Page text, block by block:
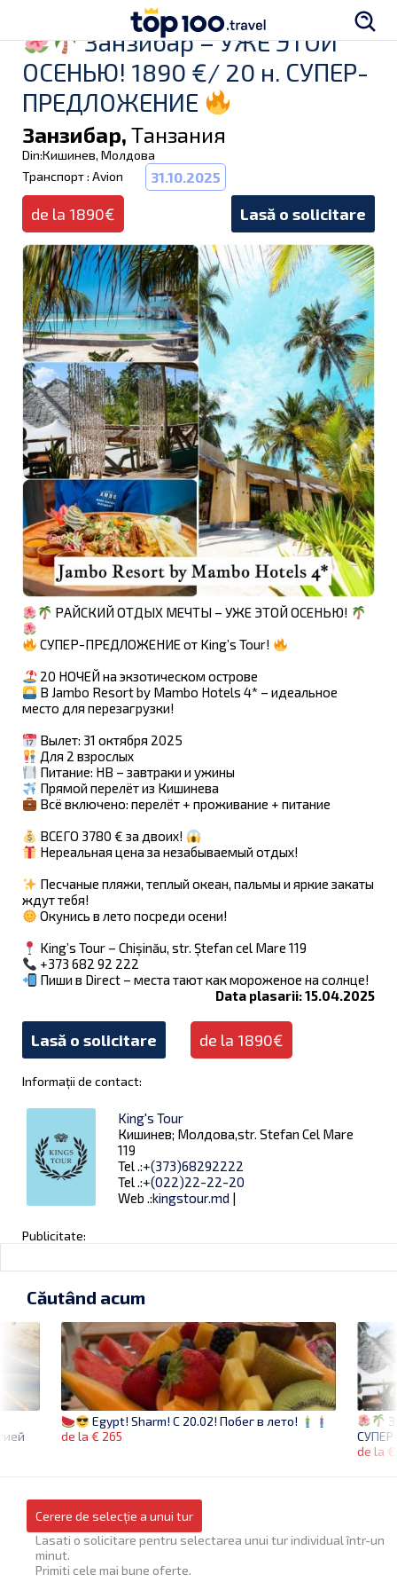
Занзибар – УЖЕ ЭТОЙ
ОСЕНЬЮ! 1890 €/ 20 н. СУПЕР-
ПРЕДЛОЖЕНИЕ
Занзибар, Танзания
Din:Кишинев, Молдова
Транспорт : Avion
31.10.2025
de la 1890€ Lasă o solicitare
РАЙСКИЙ ОТДЫХ МЕЧТЫ – УЖЕ ЭТОЙ ОСЕНЬЮ!
СУПЕР-ПРЕДЛОЖЕНИЕ от King’s Tour!
20 НОЧЕЙ на экзотическом острове
В Jambo Resort by Mambo Hotels 4* – идеальное
место для перезагрузки!
Вылет: 31 октября 2025
Для 2 взрослых
Питание: HB – завтраки и ужины
Прямой перелёт из Кишинева
Всё включено: перелёт + проживание + питание
ВСЕГО 3780 € за двоих!
Нереальная цена за незабываемый отдых!
Песчаные пляжи, теплый океан, пальмы и яркие закаты
ждут тебя!
Окунись в лето посреди осени!
King’s Tour – Chișinău, str. Ștefan cel Mare 119
+373 682 92 222
Пиши в Direct – места тают как мороженое на солнце!
Data plasarii: 15.04.2025
Lasă o solicitare de la 1890€
Informații de contact:
King's Tour
Кишинев; Молдова,str. Stefan Cel Mare
119
Tel .:+(373)68292222
Tel .:+(022)22-22-20
Web .:kingstour.md |
Publicitate:
de la €
Căutând acum
Egypt! Sharm! C 20.02! Побег в лето!
de la € 265
Cerere de selecție a unui tur
Lasati o solicitare pentru selectarea unui tur individual într-un
minut.
Primiti cele mai bune oferte.